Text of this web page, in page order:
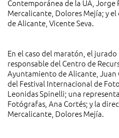
Contemporánea de la UA,
Mercalicante, Dolores Mejía; y
de Alicante, Vicente Seva.
En el caso del maratón, el
responsable del Centro de
Ayuntamiento de Alicante,
del Festival Internacional de
Leonidas Spinelli; una
Fotógrafas, Ana Cortés; y la
Mercalicante, Dolores Mejía.